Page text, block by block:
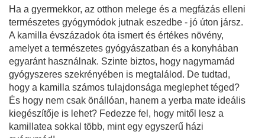
Ha a gyermekkor, az otthon melege és a megfázás elleni
természetes gyógymódok jutnak eszedbe - jó úton jársz.
A kamilla évszázadok óta ismert és értékes növény,
amelyet a természetes gyógyászatban és a konyhában
egyaránt használnak. Szinte biztos, hogy nagymamád
gyógyszeres szekrényében is megtalálod. De tudtad,
hogy a kamilla számos tulajdonsága meglephet téged?
És hogy nem csak önállóan, hanem a yerba mate ideális
kiegészítője is lehet? Fedezze fel, hogy mitől lesz a
kamillatea sokkal több, mint egy egyszerű házi